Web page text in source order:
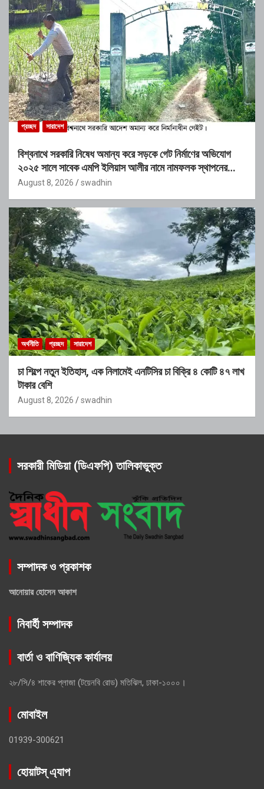
প্রচ্ছদ সারাদেশ
বিশ্বনাথে সরকারি নিষেধ অমান্য করে সড়কে গেট নির্মাণের অভিযোগ
২০২৫ সালে সাবেক এমপি ইলিয়াস আলীর নামে নামফলক স্থাপনের
অভিযোগ
August 8, 2026 swadhin
অর্থনীতি প্রচ্ছদ সারাদেশ
চা শিল্পে নতুন ইতিহাস, এক নিলামেই এনটিসির চা বিক্রি ৪ কোটি ৪৭ লাখ
টাকার বেশি
August 8, 2026 swadhin
সরকারী মিডিয়া (ডিএফপি) তালিকাভুক্ত
সম্পাদক ও প্রকাশক
আনোয়ার হোসেন আকাশ
নিবার্হী সম্পাদক
বার্তা ও বাণিজ্যিক কার্যালয়
২৮/সি/৪ শাকের প্লাজা (টয়েনবি রোড) মতিঝিল, ঢাকা-১০০০।
মোবাইল
01939-300621
হোয়াটস্ এ্যাপ